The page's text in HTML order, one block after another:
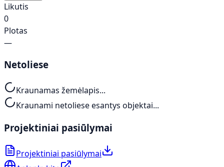
Likutis
0
Plotas
—
Netoliese
Kraunamas žemėlapis...
Kraunami netoliese esantys objektai...
Projektiniai pasiūlymai
Projektiniai pasiūlymai